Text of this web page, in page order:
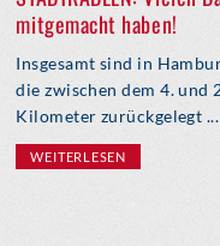
mitgemacht haben!
Insgesamt sind in
die zwischen dem 4. und
Kilometer zurückgelegt ...
WEITERLESEN